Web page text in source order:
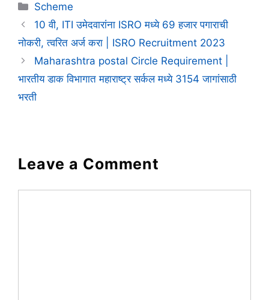
Categories
Scheme
10 वी, ITI उमेदवारांना ISRO मध्ये 69 हजार पगाराची
नोकरी, त्वरित अर्ज करा | ISRO Recruitment 2023
Maharashtra postal Circle Requirement |
भारतीय डाक विभागात महाराष्ट्र सर्कल मध्ये 3154 जागांसाठी
भरती
Leave a Comment